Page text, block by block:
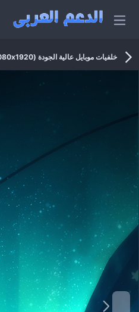
خلفيات موبايل عالية الجودة (1080x1920) Phone Backgrounds